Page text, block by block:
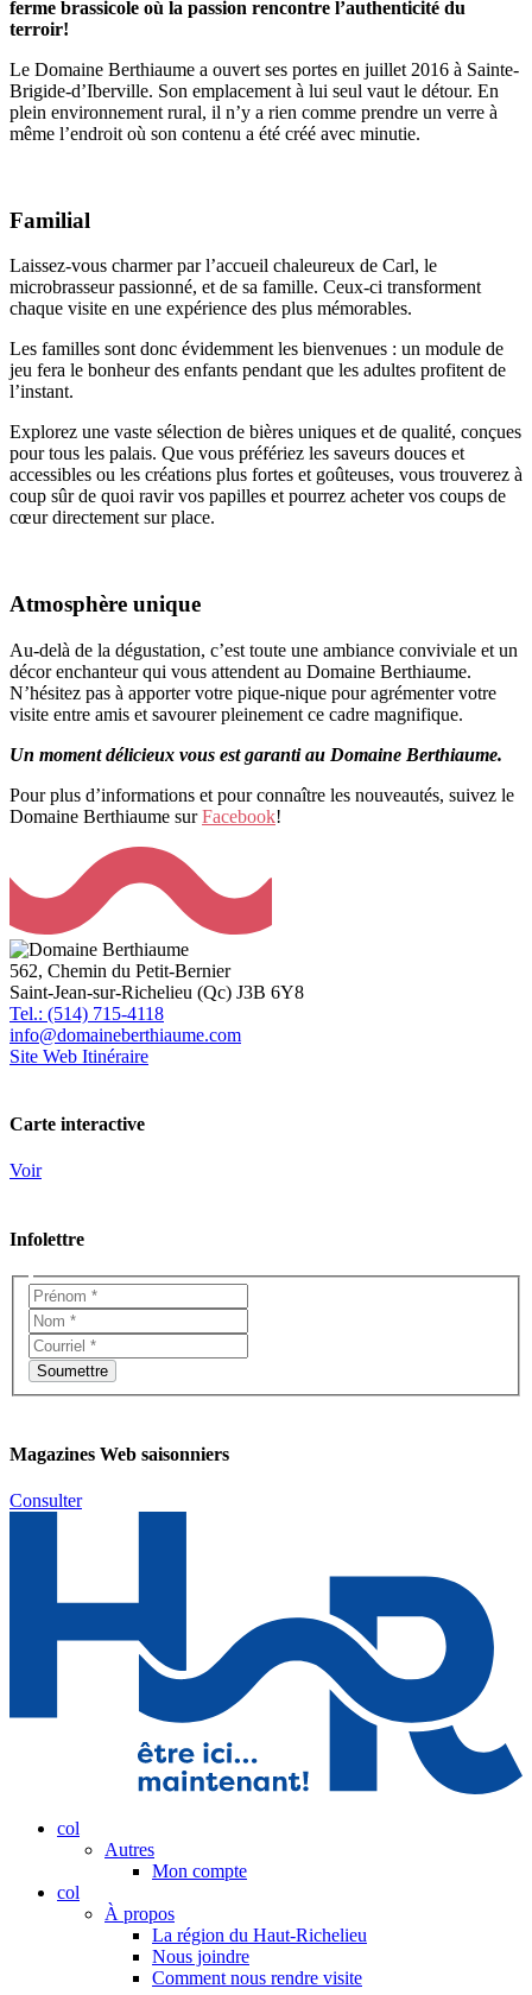
ferme brassicole où la passion rencontre l’authenticité du
terroir!
Le Domaine Berthiaume a ouvert ses portes en juillet 2016 à Sainte-
Brigide-d’Iberville. Son emplacement à lui seul vaut le détour. En
plein environnement rural, il n’y a rien comme prendre un verre à
même l’endroit où son contenu a été créé avec minutie.
Familial
Laissez-vous charmer par l’accueil chaleureux de Carl, le
microbrasseur passionné, et de sa famille. Ceux-ci transforment
chaque visite en une expérience des plus mémorables.
Les familles sont donc évidemment les bienvenues : un module de
jeu fera le bonheur des enfants pendant que les adultes profitent de
l’instant.
Explorez une vaste sélection de bières uniques et de qualité, conçues
pour tous les palais. Que vous préfériez les saveurs douces et
accessibles ou les créations plus fortes et goûteuses, vous trouverez à
coup sûr de quoi ravir vos papilles et pourrez acheter vos coups de
cœur directement sur place.
Atmosphère unique
Au-delà de la dégustation, c’est toute une ambiance conviviale et un
décor enchanteur qui vous attendent au Domaine Berthiaume.
N’hésitez pas à apporter votre pique-nique pour agrémenter votre
visite entre amis et savourer pleinement ce cadre magnifique.
Un moment délicieux vous est garanti au Domaine Berthiaume.
Pour plus d’informations et pour connaître les nouveautés, suivez le
Domaine Berthiaume surFacebook!
562, Chemin du Petit-Bernier
Saint-Jean-sur-Richelieu (Qc) J3B 6Y8
Tel.: (514) 715-4118
info@domaineberthiaume.com
Site Web Itinéraire
Carte interactive
Voir
Infolettre
Magazines Web saisonniers
Consulter
col
Autres
Mon compte
col
À propos
La région du Haut-Richelieu
Nous joindre
Comment nous rendre visite